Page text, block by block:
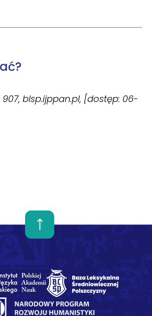
907, blsp.ijppan.pl, [dostęp: 06-